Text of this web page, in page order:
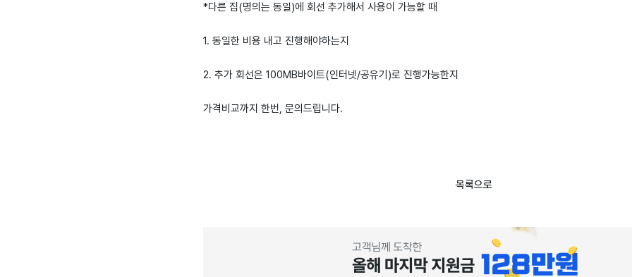
*다른 집(명의는 동일)에 회선 추가해서 사용이 가능할 때
1. 동일한 비용 내고 진행해야하는지
2. 추가 회선은 100MB바이트(인터넷/공유기)로 진행가능한지
가격비교까지 한번, 문의드립니다.
목록으로